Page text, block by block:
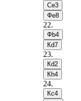
Сe3
Фe8
22.
Фb4
Кd7
23.
Кd2
Кh4
24.
Кc4